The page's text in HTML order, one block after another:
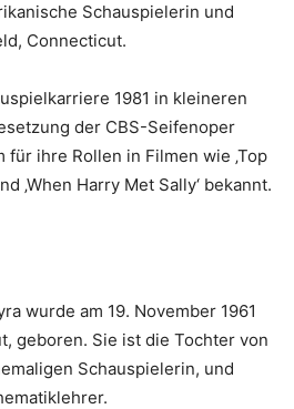
Schauspielerin und
Connecticut.
1981 in kleineren
der CBS-Seifenoper
für ihre Rollen in Filmen wie ‚Top
‚When Harry Met Sally‘ bekannt.
wurde am 19. November 1961
geboren. Sie ist die Tochter von
Schauspielerin, und